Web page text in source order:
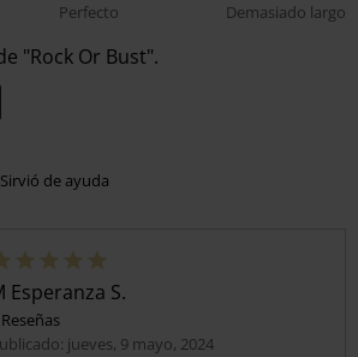
Perfecto Demasiado largo
"Rock Or Bust".
Sirvió de ayuda
Esperanza S.
jueves, 9 mayo, 2024